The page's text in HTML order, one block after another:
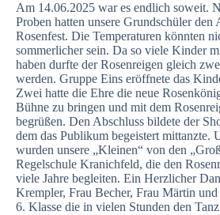
Am 14.06.2025 war es endlich soweit.
Proben hatten unsere Grundschüler den
Rosenfest. Die Temperaturen könnten
sommerlicher sein. Da so viele Kinder
haben durfte der Rosenreigen gleich
werden. Gruppe Eins eröffnete das
Zwei hatte die Ehre die neue
Bühne zu bringen und mit dem
begrüßen. Den Abschluss bildete der
dem das Publikum begeistert mittanzte.
wurden unsere „Kleinen“ von den
Regelschule Kranichfeld, die den
viele Jahre begleiten. Ein Herzlicher
Krempler, Frau Becher, Frau Märtin
6. Klasse die in vielen Stunden den